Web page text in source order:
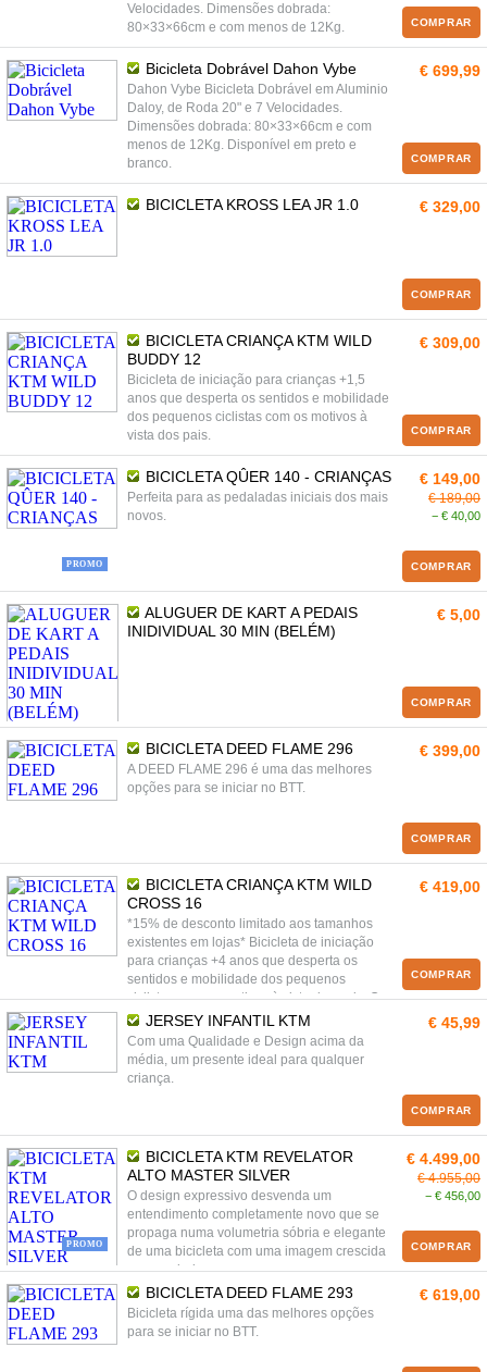
Velocidades. Dimensões dobrada:
80×33×66cm e com menos de 12Kg.
COMPRAR
Bicicleta Dobrável Dahon Vybe
Dahon Vybe Bicicleta Dobrável em Aluminio
Daloy, de Roda 20" e 7 Velocidades.
Dimensões dobrada: 80×33×66cm e com
menos de 12Kg. Disponível em preto e
branco.
€ 699,99
COMPRAR
BICICLETA KROSS LEA JR 1.0 € 329,00
COMPRAR
BICICLETA CRIANÇA KTM WILD
BUDDY 12
Bicicleta de iniciação para crianças +1,5
anos que desperta os sentidos e mobilidade
dos pequenos ciclistas com os motivos à
vista dos pais.
€ 309,00
COMPRAR
PROMO
BICICLETA QÛER 140 - CRIANÇAS
Perfeita para as pedaladas iniciais dos mais
novos.
€ 149,00
€ 189,00
− € 40,00
COMPRAR
ALUGUER DE KART A PEDAIS
INIDIVIDUAL 30 MIN (BELÉM)
€ 5,00
COMPRAR
BICICLETA DEED FLAME 296
A DEED FLAME 296 é uma das melhores
opções para se iniciar no BTT.
€ 399,00
COMPRAR
BICICLETA CRIANÇA KTM WILD
CROSS 16
*15% de desconto limitado aos tamanhos
existentes em lojas* Bicicleta de iniciação
para crianças +4 anos que desperta os
sentidos e mobilidade dos pequenos
ciclistas com os motivos à vista dos pais: O
quadro em alumínio superleve revela um
design apurado com geometria ergonómica
adaptada à fisionomia e mobilidade natural
das crianças.
€ 419,00
COMPRAR
JERSEY INFANTIL KTM
Com uma Qualidade e Design acima da
média, um presente ideal para qualquer
criança.
€ 45,99
COMPRAR
PROMO
BICICLETA KTM REVELATOR
ALTO MASTER SILVER
O design expressivo desvenda um
entendimento completamente novo que se
propaga numa volumetria sóbria e elegante
de uma bicicleta com uma imagem crescida
e musculada.
€ 4.499,00
€ 4.955,00
− € 456,00
COMPRAR
BICICLETA DEED FLAME 293
Bicicleta rígida uma das melhores opções
para se iniciar no BTT.
€ 619,00